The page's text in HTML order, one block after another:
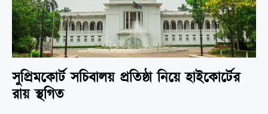
সুপ্রিমকোর্ট সচিবালয় প্রতিষ্ঠা নিয়ে হাইকোর্টের
রায় স্থগিত